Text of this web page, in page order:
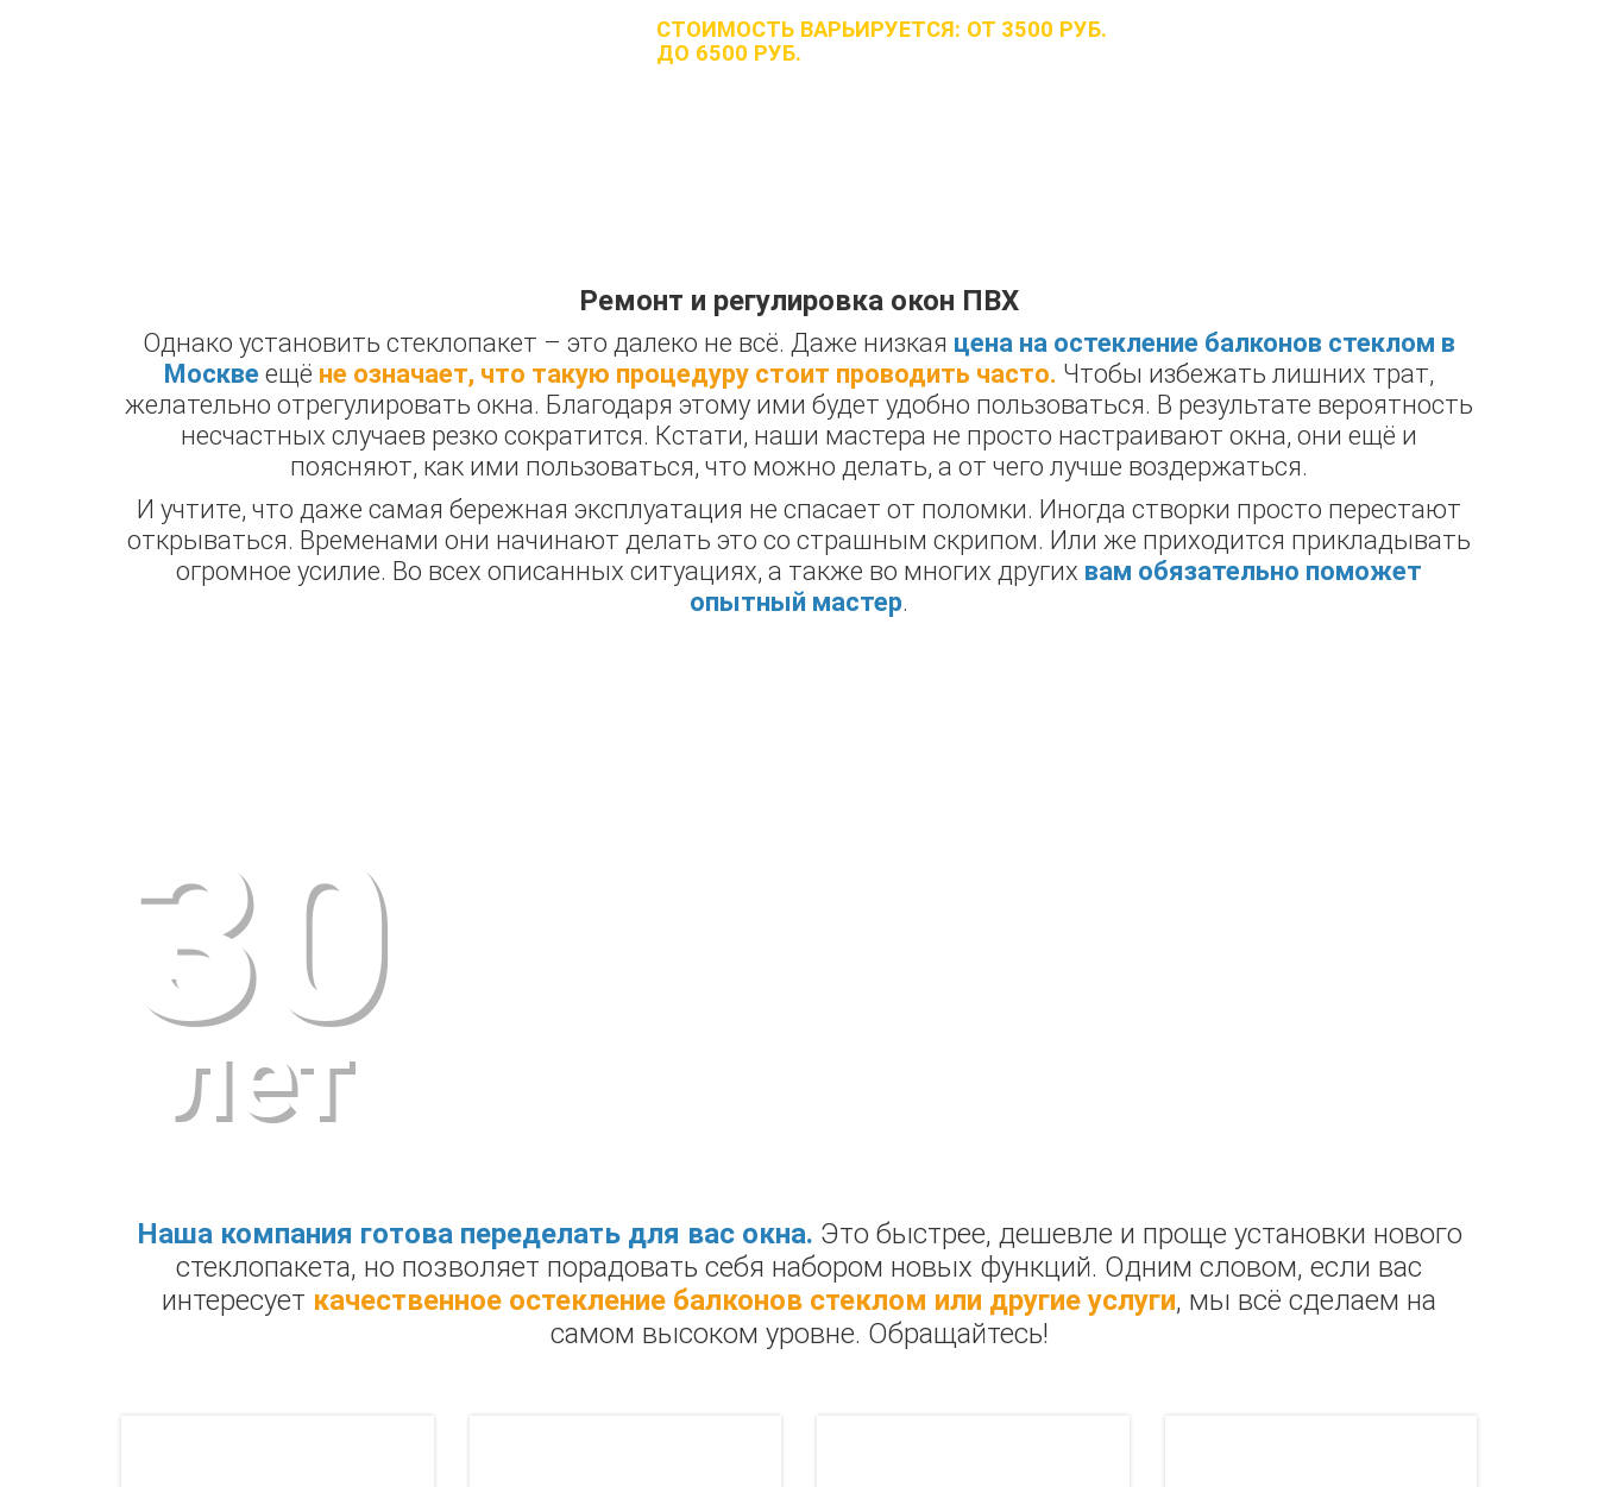
СТОИМОСТЬ ВАРЬИРУЕТСЯ: ОТ 3500 РУБ.
ДО 6500 РУБ.
Ремонт и регулировка окон ПВХ
Однако установить стеклопакет – это далеко не всё. Даже низкая цена на остекление балконов стеклом в
Москве ещё не означает, что такую процедуру стоит проводить часто. Чтобы избежать лишних трат,
желательно отрегулировать окна. Благодаря этому ими будет удобно пользоваться. В результате вероятность
несчастных случаев резко сократится. Кстати, наши мастера не просто настраивают окна, они ещё и
поясняют, как ими пользоваться, что можно делать, а от чего лучше воздержаться.
И учтите, что даже самая бережная эксплуатация не спасает от поломки. Иногда створки просто перестают
открываться. Временами они начинают делать это со страшным скрипом. Или же приходится прикладывать
огромное усилие. Во всех описанных ситуациях, а также во многих других вам обязательно поможет
опытный мастер.
30
лет
Наша компания готова переделать для вас окна. Это быстрее, дешевле и проще установки нового
стеклопакета, но позволяет порадовать себя набором новых функций. Одним словом, если вас
интересует качественное остекление балконов стеклом или другие услуги, мы всё сделаем на
самом высоком уровне. Обращайтесь!